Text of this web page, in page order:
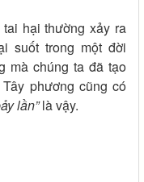
hại thường xảy ra
suốt trong một đời
mà chúng ta đã tạo
phương cũng có
lần”là vậy.